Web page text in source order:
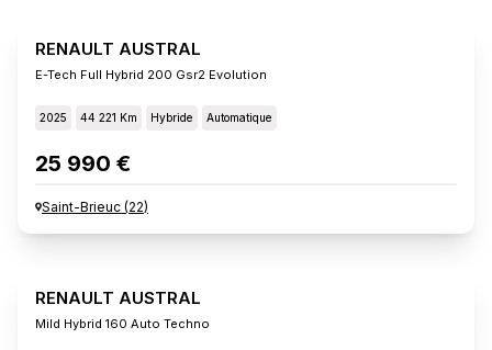
RENAULT AUSTRAL
E-Tech Full Hybrid 200 Gsr2 Evolution
2025 44 221 Km Hybride Automatique
25 990 €
Saint-Brieuc (22)
RENAULT AUSTRAL
Mild Hybrid 160 Auto Techno